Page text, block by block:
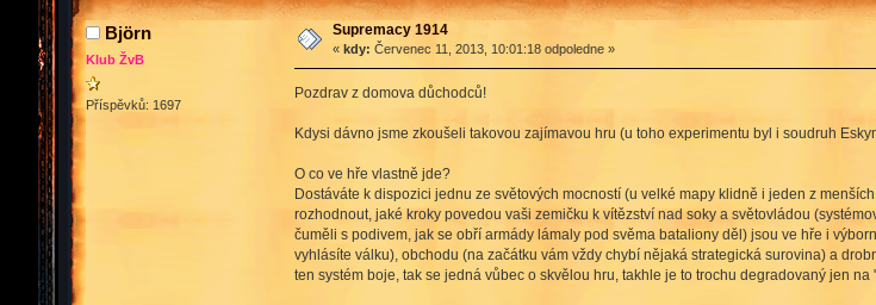
Björn
Klub ŽvB
Příspěvků: 1697
Supremacy 1914
« kdy: Červenec 11, 2013, 10:01:18 odpoledne »
Pozdrav z domova důchodců!
Kdysi dávno jsme zkoušeli takovou zajímavou hru (u toho experimentu byl i soudruh
O co ve hře vlastně jde?
Dostáváte k dispozici jednu ze světových mocností (u velké mapy klidně i jeden z
rozhodnout, jaké kroky povedou vaši zemičku k vítězství nad soky a světovládou
čuměli s podivem, jak se obří armády lámaly pod svěma bataliony děl) jsou ve hře i
vyhlásíte válku), obchodu (na začátku vám vždy chybí nějaká strategická surovina) a
ten systém boje, tak se jedná vůbec o skvělou hru, takhle je to trochu degradovaný jen